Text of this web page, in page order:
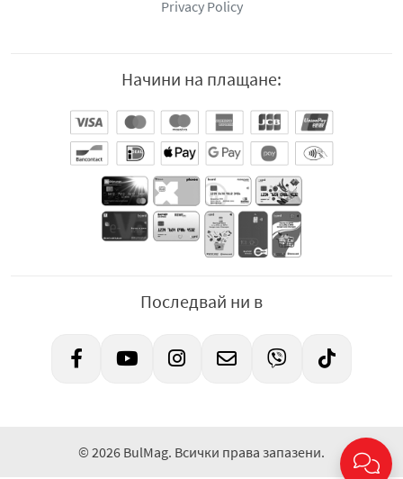
Privacy Policy
Начини на плащане:
Последвай ни в
© 2026 BulMag. Всички права запазени.